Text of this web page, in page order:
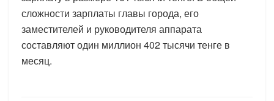
сложности зарплаты главы города, его
заместителей и руководителя аппарата
составляют один миллион 402 тысячи тенге в
месяц.